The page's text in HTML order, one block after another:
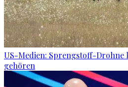
US-Medien: Sprengstoff-Drohne
gehören